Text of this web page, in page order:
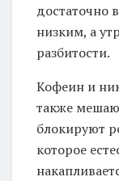
достаточно
низким, а
разбитости.
Кофеин и
также
блокируют
которое